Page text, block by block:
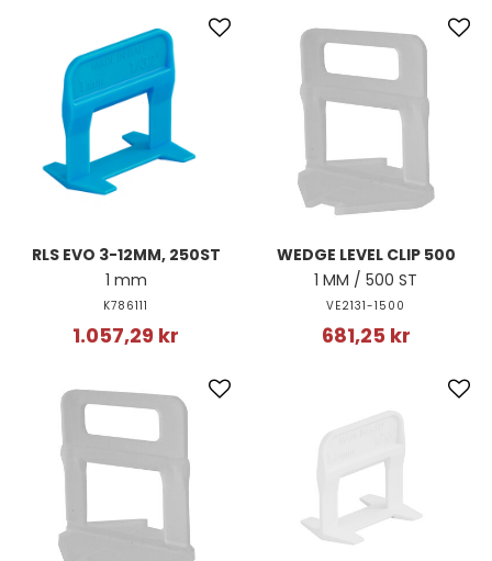
RLS EVO 3-12MM, 250ST
1 mm
K786111
1.057,29 kr
WEDGE LEVEL CLIP 500
1 MM / 500 ST
VE2131-1500
681,25 kr